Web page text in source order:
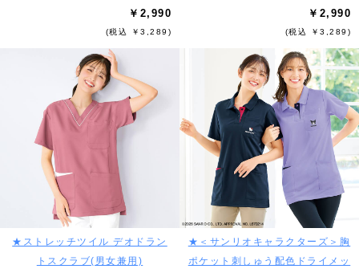
￥2,990
(税込 ￥3,289)
￥2,990
(税込 ￥3,289)
★ストレッチツイル デオドラン
トスクラブ(男女兼用)
★＜サンリオキャラクターズ＞胸
ポケット刺しゅう配色ドライメッ